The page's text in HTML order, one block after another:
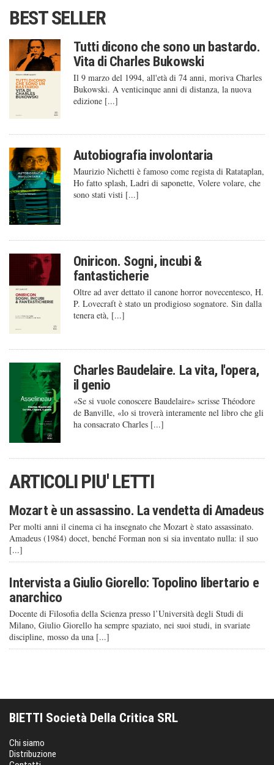
BEST SELLER
Tutti dicono che sono un bastardo.
Vita di Charles Bukowski
Il 9 marzo del 1994, all'età di 74 anni, moriva Charles
Bukowski. A venticinque anni di distanza, la nuova
edizione [...]
Autobiografia involontaria
Maurizio Nichetti è famoso come regista di Ratataplan,
Ho fatto splash, Ladri di saponette, Volere volare, che
sono stati visti [...]
Oniricon. Sogni, incubi &
fantasticherie
Oltre ad aver dettato il canone horror novecentesco, H.
P. Lovecraft è stato un prodigioso sognatore. Sin dalla
tenera età, [...]
Charles Baudelaire. La vita, l'opera,
il genio
«Se si vuole conoscere Baudelaire» scrisse Théodore
de Banville, «lo si troverà interamente nel libro che gli
ha consacrato Charles [...]
ARTICOLI PIU' LETTI
Mozart è un assassino. La vendetta di Amadeus
Per molti anni il cinema ci ha insegnato che Mozart è stato assassinato.
Amadeus (1984) docet, benché Forman non si sia inventato nulla: il suo
[...]
Intervista a Giulio Giorello: Topolino libertario e
anarchico
Docente di Filosofia della Scienza presso l’Università degli Studi di
Milano, Giulio Giorello ha sempre spaziato, nei suoi studi, in svariate
discipline, mosso da una [...]
BIETTI Società Della Critica SRL
Chi siamo
Distribuzione